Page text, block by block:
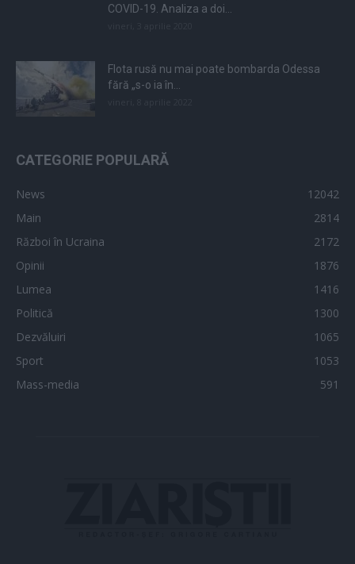
COVID-19. Analiza a doi...
Flota rusă nu mai poate bombarda Odessa
fără „s-o ia în...
CATEGORIE POPULARĂ
News
12042
Main
2814
Război în Ucraina
2172
Opinii
1876
Lumea
1416
Politică
1300
Dezvăluiri
1065
Sport
1053
Mass-media
591